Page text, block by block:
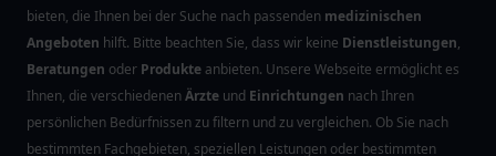
bieten, die Ihnen bei der Suche nach passenden medizinischen
Angeboten hilft. Bitte beachten Sie, dass wir keine Dienstleistungen,
Beratungen oder Produkte anbieten. Unsere Webseite ermöglicht es
Ihnen, die verschiedenenÄrzte und Einrichtungen nach Ihren
persönlichen Bedürfnissen zu filtern und zu vergleichen. Ob Sie nach
bestimmten Fachgebieten, speziellen Leistungen oder bestimmten